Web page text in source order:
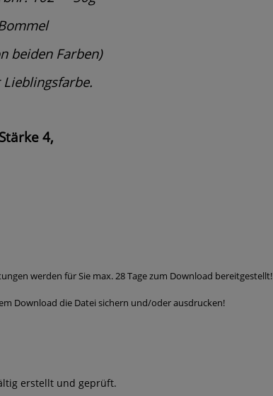
beiden Farben)
4,
werden für Sie max. 28 Tage zum Download bereitgestellt!
die Datei sichern und/oder ausdrucken!
erstellt und geprüft.